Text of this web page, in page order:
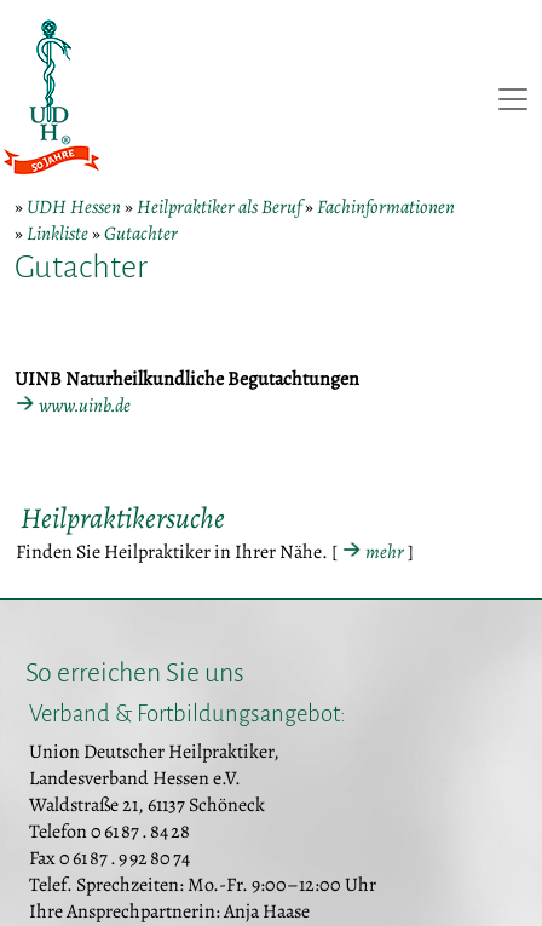
»UDH Hessen»Heilpraktiker als Beruf»Fachinformationen
»Linkliste»Gutachter
Gutachter
UINB Naturheilkundliche Begutachtungen
www.uinb.de
Heilpraktikersuche
Finden Sie Heilpraktiker in Ihrer Nähe. [ mehr]
So erreichen Sie uns
Verband & Fortbildungsangebot:
Union Deutscher Heilpraktiker,
Landesverband Hessen e.V.
Waldstraße 21, 61137 Schöneck
Telefon 0 61 87 . 84 28
Fax 0 61 87 . 9 92 80 74
Telef. Sprechzeiten: Mo.-Fr. 9:00–12:00 Uhr
Ihre Ansprechpartnerin: Anja Haase